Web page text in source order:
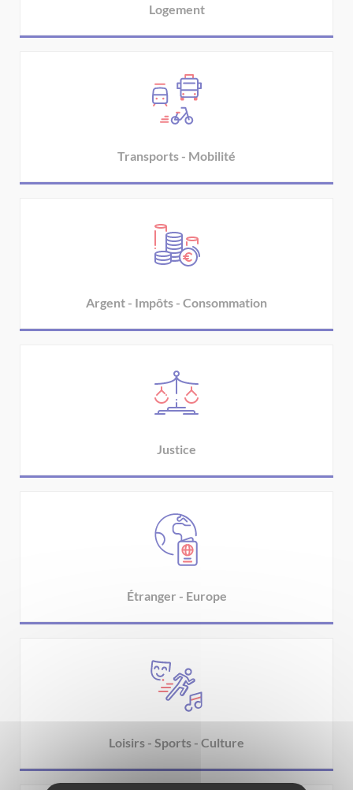
Logement
Transports - Mobilité
Argent - Impôts - Consommation
Justice
Étranger - Europe
Loisirs - Sports - Culture